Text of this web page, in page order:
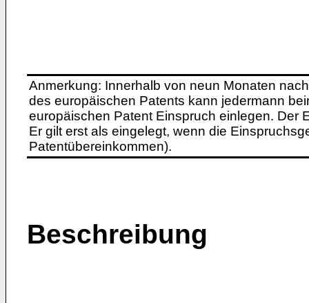
Anmerkung: Innerhalb von neun Monaten
des europäischen Patents kann jedermann
europäischen Patent Einspruch einlegen. Der
Er gilt erst als eingelegt, wenn die
Patentübereinkommen).
Beschreibung